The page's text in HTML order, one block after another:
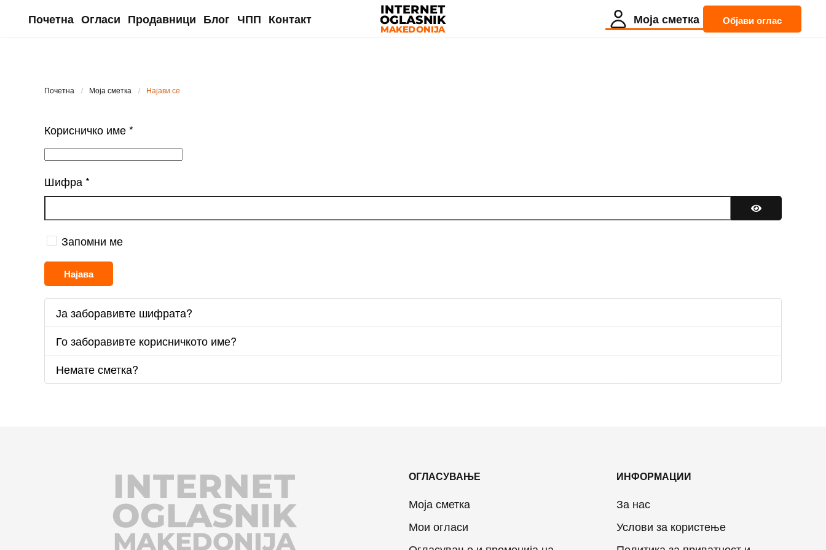
Почетна Огласи Продавници Блог ЧПП Контакт Моја сметка Објави оглас
Почетна Моја сметка Најави се
Корисничко име *
Шифра *
Запомни ме
Најава
Ја заборавивте шифрата?
Го заборавивте корисничкото име?
Немате сметка?
INTERNET
MAKEDONIJA
OGLASNIK
ОГЛАСУВАЊЕ
Моја сметка
Мои огласи
ИНФОРМАЦИИ
За нас
Услови за користење